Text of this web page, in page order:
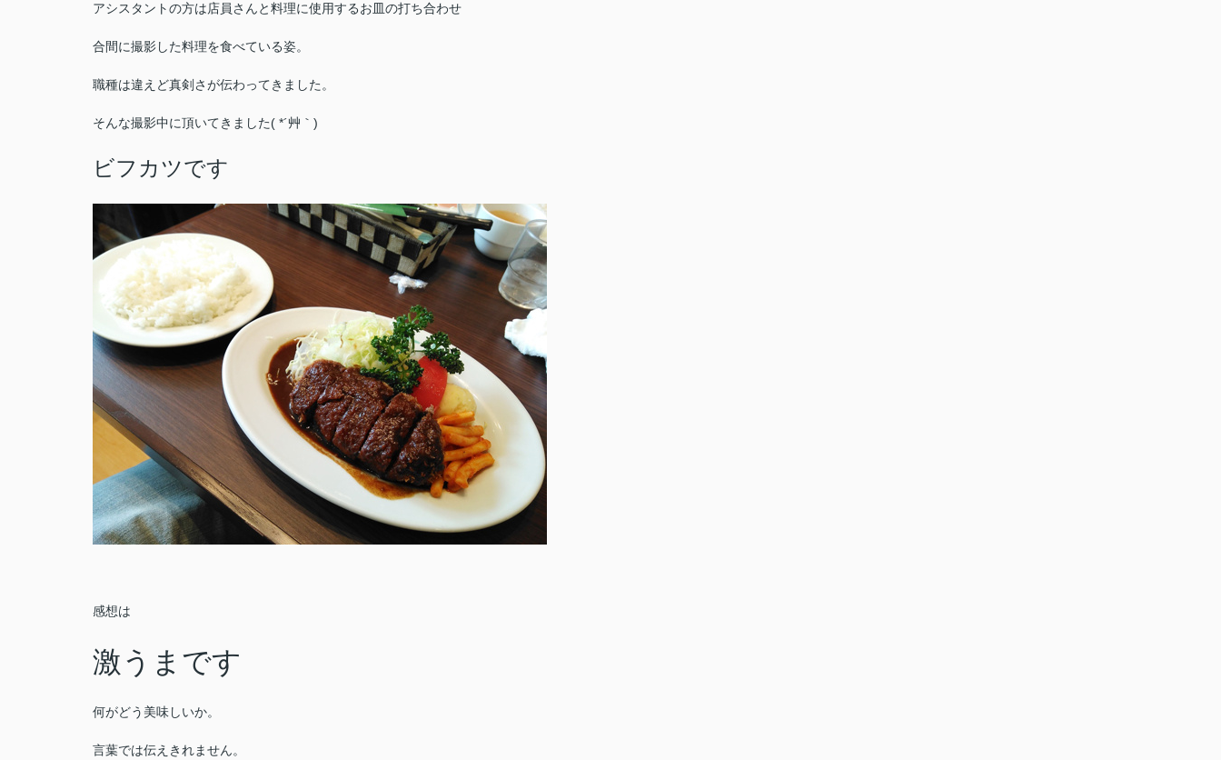
アシスタントの方は店員さんと料理に使用するお皿の打ち合わせ
合間に撮影した料理を食べている姿。
職種は違えど真剣さが伝わってきました。
そんな撮影中に頂いてきました( *´艸｀)
ビフカツです
感想は
激うまです
何がどう美味しいか。
言葉では伝えきれません。